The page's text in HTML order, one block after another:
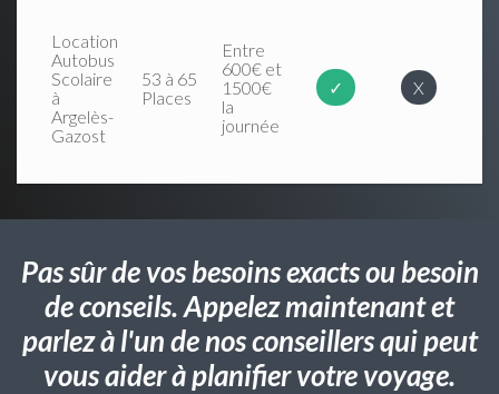
Location
Autobus
Scolaire
à
Argelès-
Gazost
53 à 65
Places
Entre
600€ et
1500€
la
journée
✓ X
Pas sûr de vos besoins exacts ou besoin
de conseils. Appelez maintenant et
parlez à l'un de nos conseillers qui peut
vous aider à planifier votre voyage.